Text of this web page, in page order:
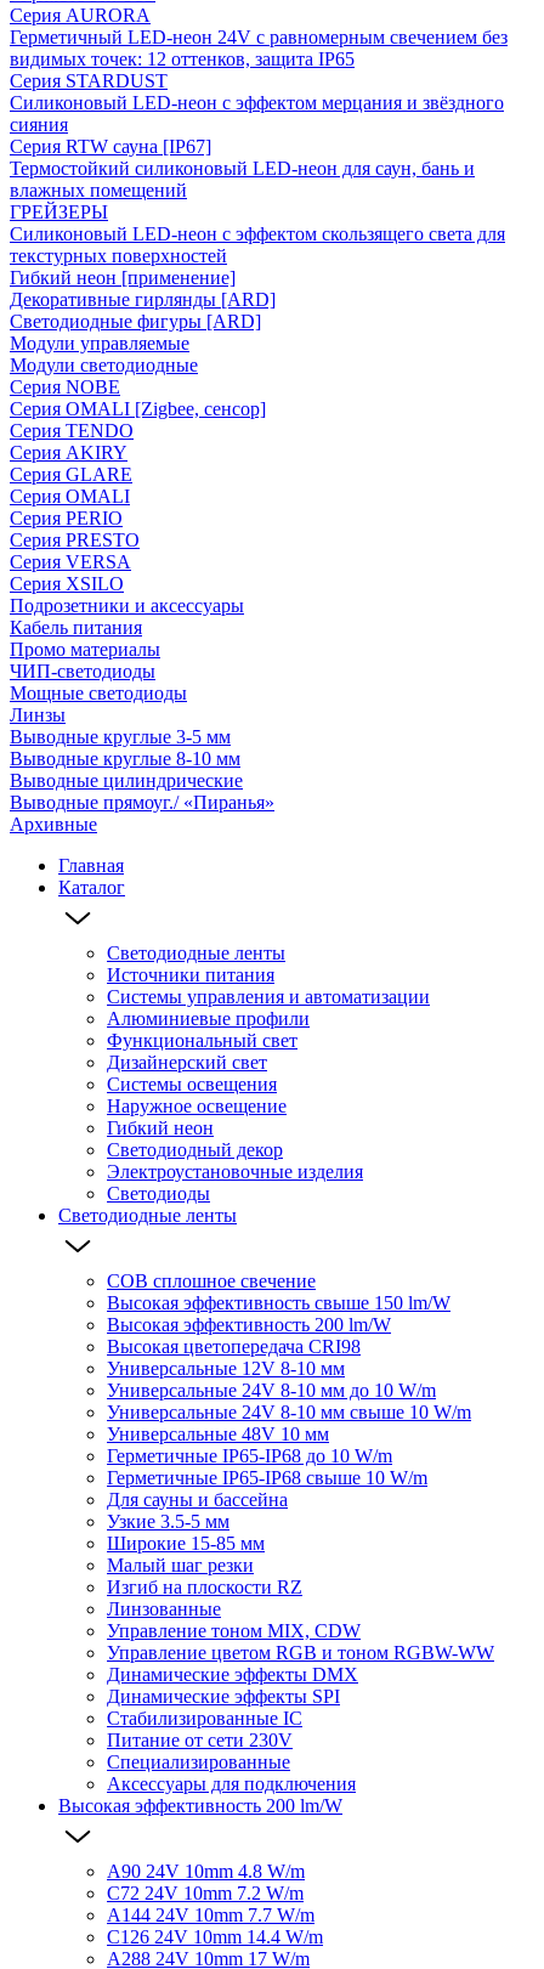
Серия AURORA
Герметичный LED-неон 24V с равномерным свечением без
видимых точек: 12 оттенков, защита IP65
Серия STARDUST
Силиконовый LED-неон с эффектом мерцания и звёздного
сияния
Серия RTW сауна [IP67]
Термостойкий силиконовый LED-неон для саун, бань и
влажных помещений
ГРЕЙЗЕРЫ
Силиконовый LED-неон с эффектом скользящего света для
текстурных поверхностей
Гибкий неон [применение]
Декоративные гирлянды [ARD]
Светодиодные фигуры [ARD]
Модули управляемые
Модули светодиодные
Серия NOBE
Серия OMALI [Zigbee, сенсор]
Серия TENDO
Серия AKIRY
Серия GLARE
Серия OMALI
Серия PERIO
Серия PRESTO
Серия VERSA
Серия XSILO
Подрозетники и аксессуары
Кабель питания
Промо материалы
ЧИП-светодиоды
Мощные светодиоды
Линзы
Выводные круглые 3-5 мм
Выводные круглые 8-10 мм
Выводные цилиндрические
Выводные прямоуг./ «Пиранья»
Архивные
Главная
Каталог
Светодиодные ленты
Источники питания
Системы управления и автоматизации
Алюминиевые профили
Функциональный свет
Дизайнерский свет
Системы освещения
Наружное освещение
Гибкий неон
Светодиодный декор
Электроустановочные изделия
Светодиоды
Светодиодные ленты
COB сплошное свечение
Высокая эффективность свыше 150 lm/W
Высокая эффективность 200 lm/W
Высокая цветопередача CRI98
Универсальные 12V 8-10 мм
Универсальные 24V 8-10 мм до 10 W/m
Универсальные 24V 8-10 мм свыше 10 W/m
Универсальные 48V 10 мм
Герметичные IP65-IP68 до 10 W/m
Герметичные IP65-IP68 свыше 10 W/m
Для сауны и бассейна
Узкие 3.5-5 мм
Широкие 15-85 мм
Малый шаг резки
Изгиб на плоскости RZ
Линзованные
Управление тоном MIX, CDW
Управление цветом RGB и тоном RGBW-WW
Динамические эффекты DMX
Динамические эффекты SPI
Стабилизированные IC
Питание от сети 230V
Специализированные
Аксессуары для подключения
Высокая эффективность 200 lm/W
A90 24V 10mm 4.8 W/m
C72 24V 10mm 7.2 W/m
A144 24V 10mm 7.7 W/m
C126 24V 10mm 14.4 W/m
A288 24V 10mm 17 W/m